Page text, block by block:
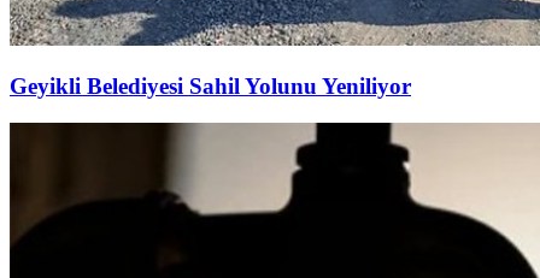
Geyikli Belediyesi Sahil Yolunu Yeniliyor